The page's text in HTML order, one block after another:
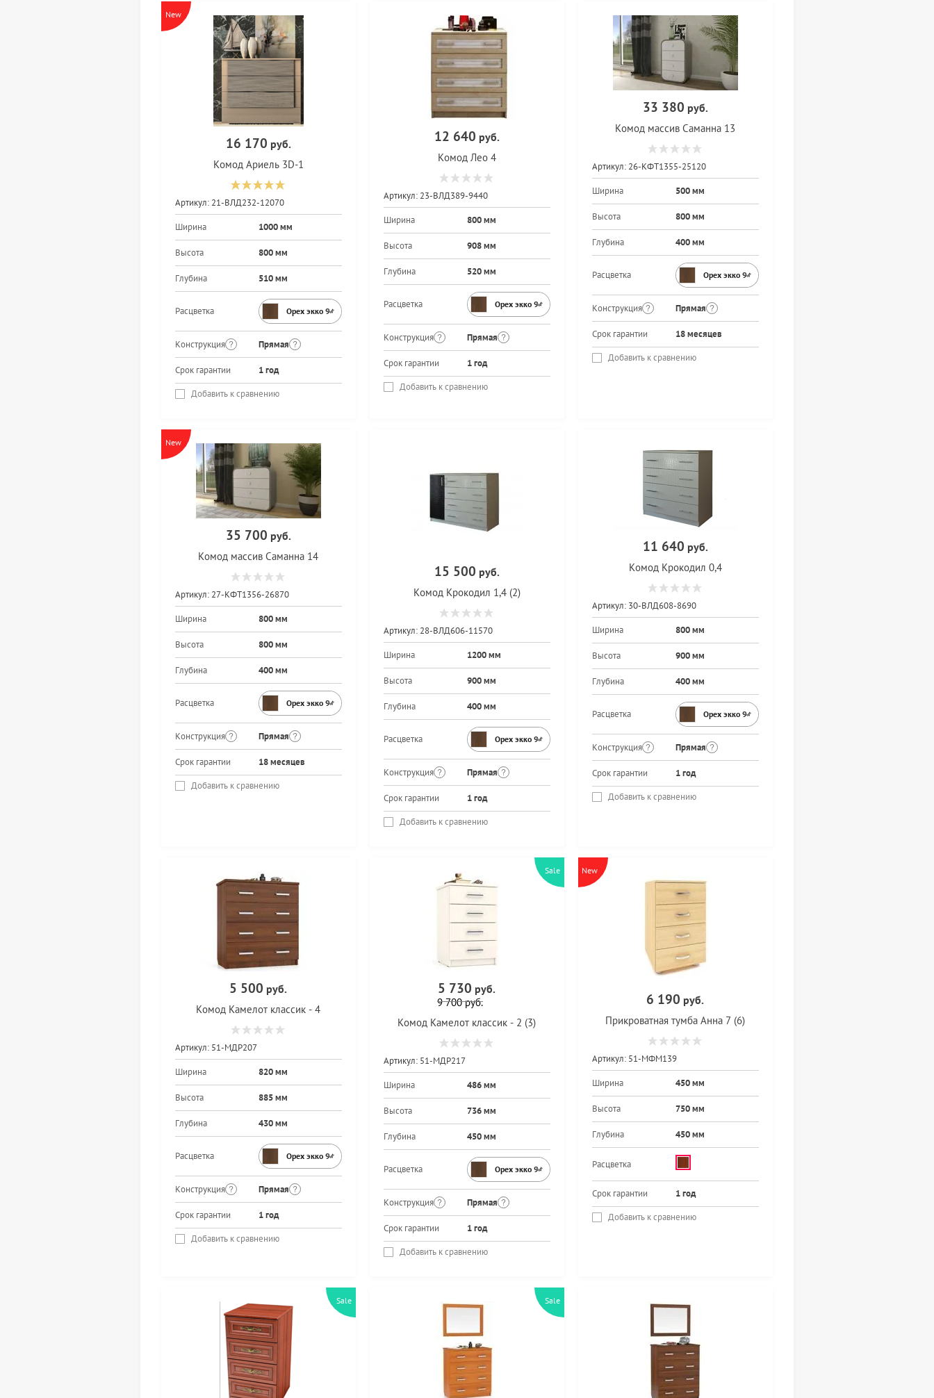
New
16 170 руб.
Комод Ариель 3D-1
Артикул: 21-ВЛД232-12070
Ширина 1000 мм
Высота 800 мм
Глубина 510 мм
Расцветка Орех экко 9459PR
Конструкция Прямая
Срок гарантии
1 год
Добавить к сравнению
12 640 руб.
Комод Лео 4
Артикул:23-ВЛД389-9440
Ширина 800 мм
Высота 908 мм
Глубина 520 мм
Расцветка Орех экко 9459PR
Конструкция Прямая
Срок гарантии
1 год
Добавить к сравнению
33 380 руб.
Комод массив Саманна 13
Артикул:26-КФТ1355-25120
Ширина 500 мм
Высота 800 мм
Глубина 400 мм
Расцветка Орех экко 9459PR
Конструкция Прямая
Срок гарантии
18 месяцев
Добавить к сравнению
New
35 700 руб.
Комод массив Саманна 14
Артикул: 27-КФТ1356-26870
Ширина 800 мм
Высота 800 мм
Глубина 400 мм
Расцветка Орех экко 9459PR
Конструкция Прямая
Срок гарантии
18 месяцев
Добавить к сравнению
15 500 руб.
Комод Крокодил 1,4 (2)
Артикул:28-ВЛД606-11570
Ширина 1200 мм
Высота 900 мм
Глубина 400 мм
Расцветка Орех экко 9459PR
Конструкция Прямая
Срок гарантии
1 год
Добавить к сравнению
11 640 руб.
Комод Крокодил 0,4
Артикул:30-ВЛД608-8690
Ширина 800 мм
Высота 900 мм
Глубина 400 мм
Расцветка Орех экко 9459PR
Конструкция Прямая
Срок гарантии
1 год
Добавить к сравнению
5 500 руб.
Комод Камелот классик - 4
Артикул: 51-МДР207
Ширина 820 мм
Высота 885 мм
Глубина 430 мм
Расцветка Орех экко 9459PR
Конструкция Прямая
Срок гарантии
1 год
Добавить к сравнению
Sale
5 730 руб.
9 700руб.
Комод Камелот классик - 2 (3)
Артикул:51-МДР217
Ширина 486 мм
Высота 736 мм
Глубина 450 мм
Расцветка Орех экко 9459PR
Конструкция Прямая
Срок гарантии
1 год
Добавить к сравнению
New
6 190 руб.
Прикроватная тумба Анна 7 (6)
Артикул:51-МФМ139
Ширина 450 мм
Высота 750 мм
Глубина 450 мм
Расцветка
Срок гарантии
1 год
Добавить к сравнению
Sale Sale